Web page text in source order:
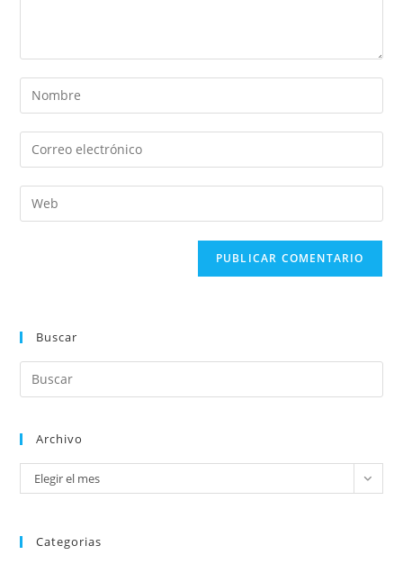
Buscar
Archivo
Elegir el mes
Categorias